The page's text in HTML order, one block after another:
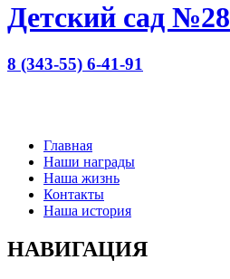
Детский сад №28
8 (343-55) 6-41-91
Главная
Наши награды
Наша жизнь
Контакты
Наша история
НАВИГАЦИЯ